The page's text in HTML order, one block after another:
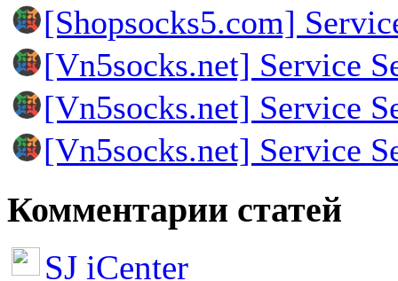
[Shopsocks5.com]
[Vn5socks.net] Service
[Vn5socks.net] Service
[Vn5socks.net] Service
Комментарии статей
SJ iCenter